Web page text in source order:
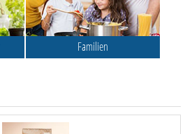
Familien